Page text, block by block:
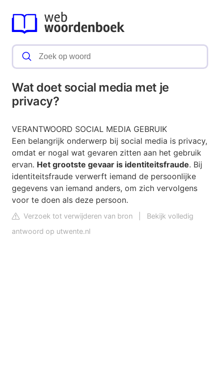
Wat doet social media met je
privacy?
VERANTWOORD SOCIAL MEDIA GEBRUIK
Een belangrijk onderwerp bij social media is privacy,
omdat er nogal wat gevaren zitten aan het gebruik
ervan. Het grootste gevaar is identiteitsfraude. Bij
identiteitsfraude verwerft iemand de persoonlijke
gegevens van iemand anders, om zich vervolgens
voor te doen als deze persoon.
Verzoek tot verwijderen van bron
Bekijk volledig
antwoord op utwente.nl